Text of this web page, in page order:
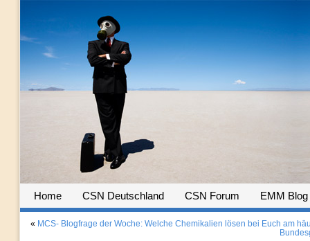
Home CSN Deutschland CSN Forum EMM Blog
« MCS- Blogfrage der Woche: Welche Chemikalien lösen bei Euch am